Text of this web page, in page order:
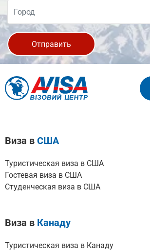
Отправить
Виза в США
Туристическая виза в США
Гостевая виза в США
Студенческая виза в США
Виза в Канаду
Туристическая виза в Канаду